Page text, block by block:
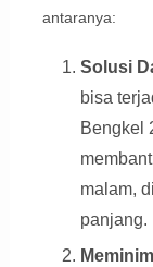
antaranya:
Solusi
bisa
Bengkel
malam,
panjang.